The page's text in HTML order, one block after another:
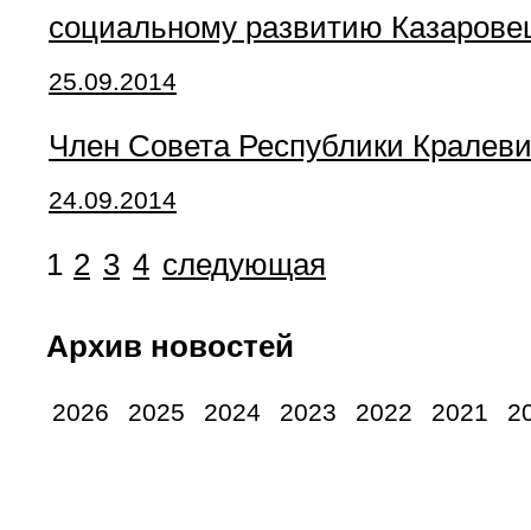
социальному развитию
25.09.2014
Член Совета Республики
24.09.2014
1 2 3 4 следующая
Архив новостей
2026 2025 2024 2023 2022 2021